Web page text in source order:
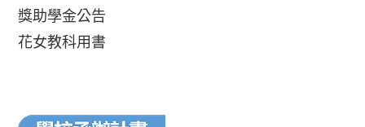
獎助學金公告
花女教科用書